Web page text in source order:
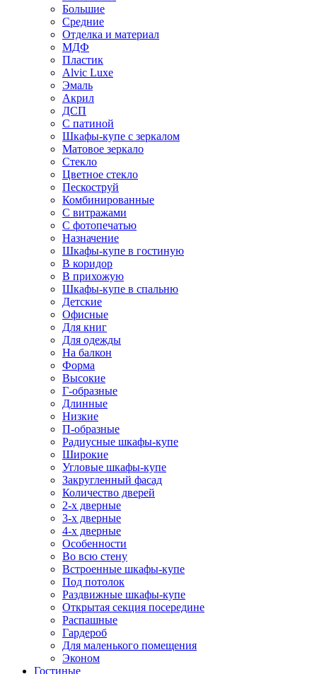
Большие
Средние
Отделка и материал
МДФ
Пластик
Alvic Luxe
Эмаль
Акрил
ДСП
С патиной
Шкафы-купе с зеркалом
Матовое зеркало
Стекло
Цветное стекло
Пескоструй
Комбинированные
С витражами
С фотопечатью
Назначение
Шкафы-купе в гостиную
В коридор
В прихожую
Шкафы-купе в спальню
Детские
Офисные
Для книг
Для одежды
На балкон
Форма
Высокие
Г-образные
Длинные
Низкие
П-образные
Радиусные шкафы-купе
Широкие
Угловые шкафы-купе
Закругленный фасад
Количество дверей
2-х дверные
3-х дверные
4-х дверные
Особенности
Во всю стену
Встроенные шкафы-купе
Под потолок
Раздвижные шкафы-купе
Открытая секция посередине
Распашные
Гардероб
Для маленького помещения
Эконом
Гостиные